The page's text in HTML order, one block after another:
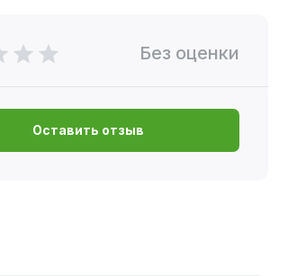
Без оценки
Оставить отзыв